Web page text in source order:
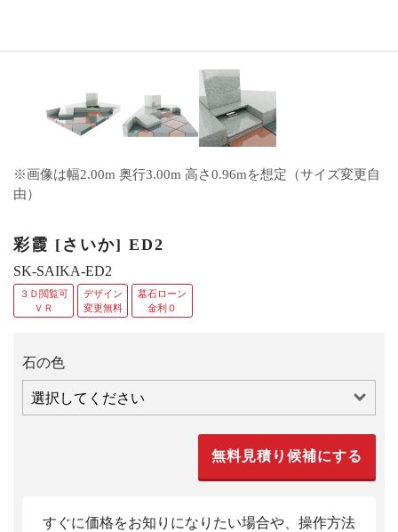
※画像は幅2.00m 奥行3.00m 高さ0.96mを想定（サイズ変更自
由）
彩霞 [さいか] ED2
SK-SAIKA-ED2
３Ｄ閲覧可
ＶＲ
デザイン
変更無料
墓石ローン
金利０
石の色
すぐに価格をお知りになりたい場合や、操作方法